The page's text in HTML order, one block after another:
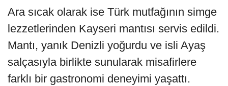
Ara sıcak olarak ise Türk mutfağının simge
lezzetlerinden Kayseri mantısı servis edildi.
Mantı, yanık Denizli yoğurdu ve isli Ayaş
salçasıyla birlikte sunularak misafirlere
farklı bir gastronomi deneyimi yaşattı.